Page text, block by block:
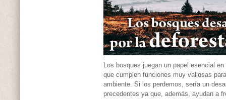
Los bosques juegan un papel esencial
que cumplen funciones muy valiosas
ambiente. Si los perdemos, sería un
precedentes ya que, además, ayudan a